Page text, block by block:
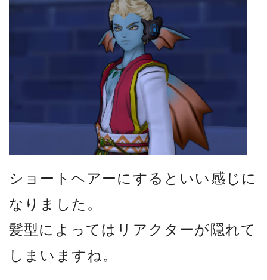
ショートヘアーにするといい感じに
なりました。
髪型によってはリアクターが隠れて
しまいますね。